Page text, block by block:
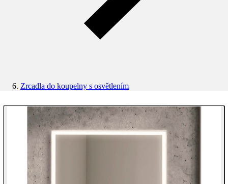
Zrcadla do koupelny s osvětlením